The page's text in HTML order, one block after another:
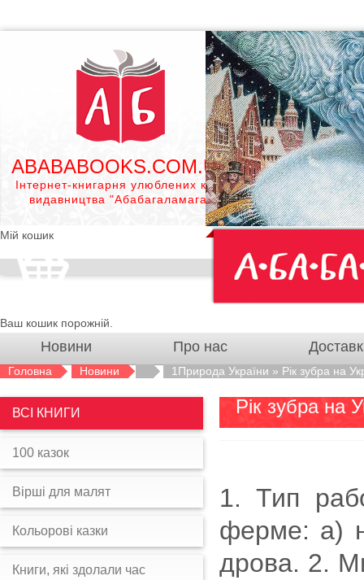
ABABABOOKS.COM.UA
Інтернет-книгарня улюблених книг
видавництва "Абабагаламага"
Мій кошик
Ваш кошик порожній.
Новини Про нас
Головна Новини 1Природа України » Рік зубра на
Рік зубра на
1. Тип
ферме: а)
дрова. 2.
ВСІ КНИГИ
100 казок
Вірші для малят
Кольорові казки
Книги, які здолали час